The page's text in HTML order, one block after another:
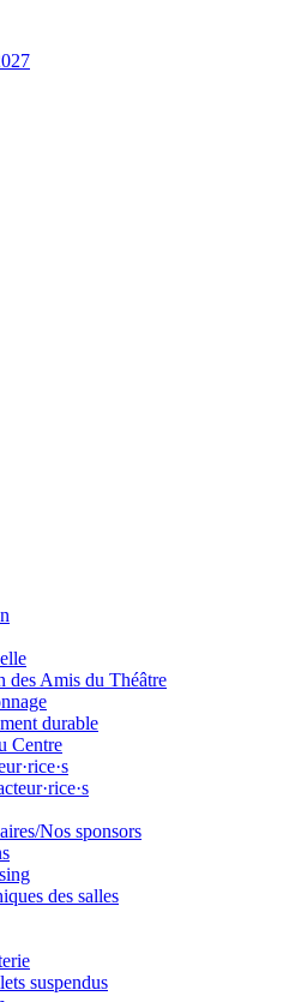
des Amis du Théâtre
durable
Centre
Nos sponsors
des salles
suspendus